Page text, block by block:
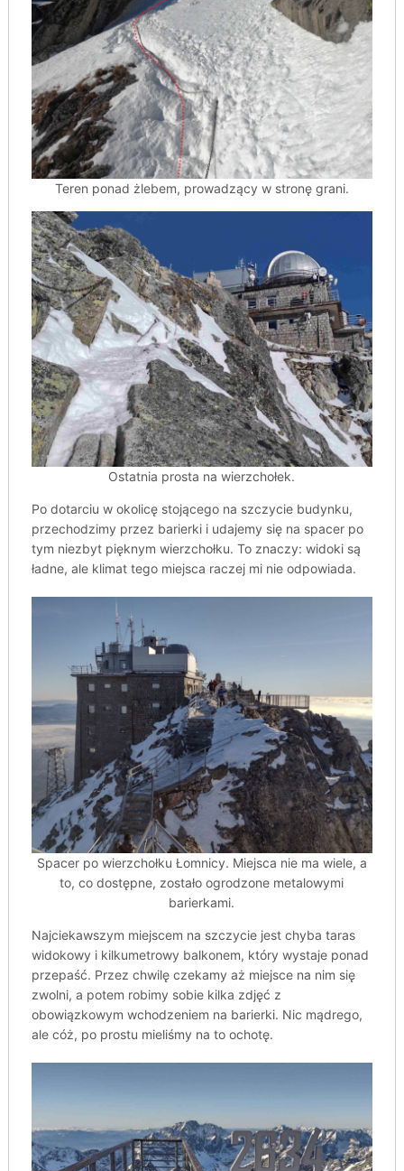
Teren ponad żlebem, prowadzący w stronę grani.
Ostatnia prosta na wierzchołek.
Po dotarciu w okolicę stojącego na szczycie budynku,
przechodzimy przez barierki i udajemy się na spacer po
tym niezbyt pięknym wierzchołku. To znaczy: widoki są
ładne, ale klimat tego miejsca raczej mi nie odpowiada.
Spacer po wierzchołku Łomnicy. Miejsca nie ma wiele, a
to, co dostępne, zostało ogrodzone metalowymi
barierkami.
Najciekawszym miejscem na szczycie jest chyba taras
widokowy i kilkumetrowy balkonem, który wystaje ponad
przepaść. Przez chwilę czekamy aż miejsce na nim się
zwolni, a potem robimy sobie kilka zdjęć z
obowiązkowym wchodzeniem na barierki. Nic mądrego,
ale cóż, po prostu mieliśmy na to ochotę.